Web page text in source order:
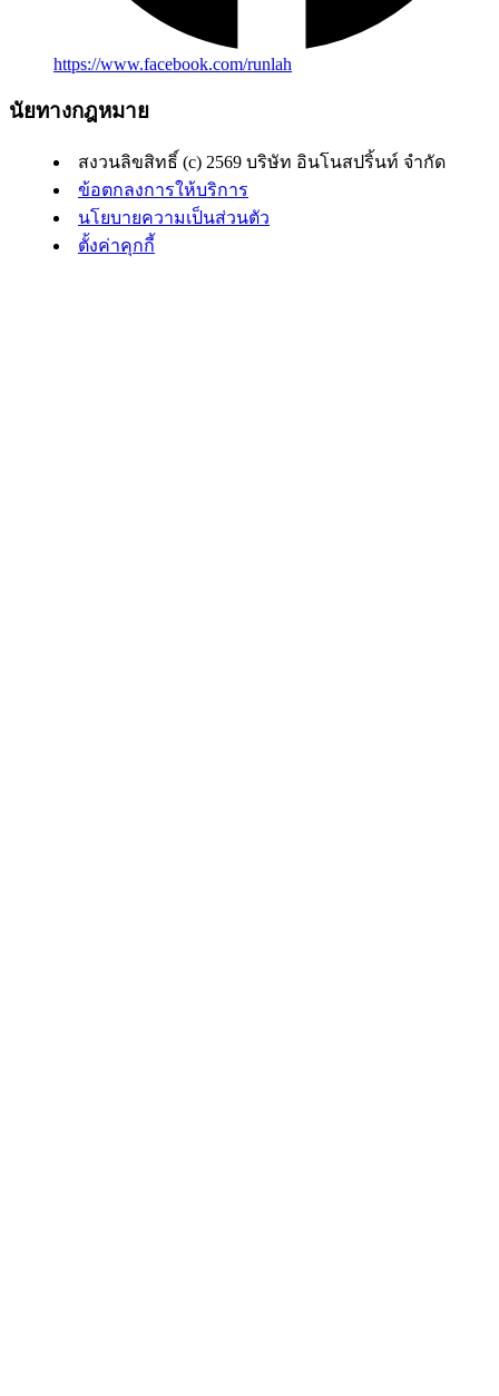
https://www.facebook.com/runlah
นัยทางกฎหมาย
สงวนลิขสิทธิ์ (c) 2569 บริษัท อินโนสปริ้นท์ จำกัด
ข้อตกลงการให้บริการ
นโยบายความเป็นส่วนตัว
ตั้งค่าคุกกี้